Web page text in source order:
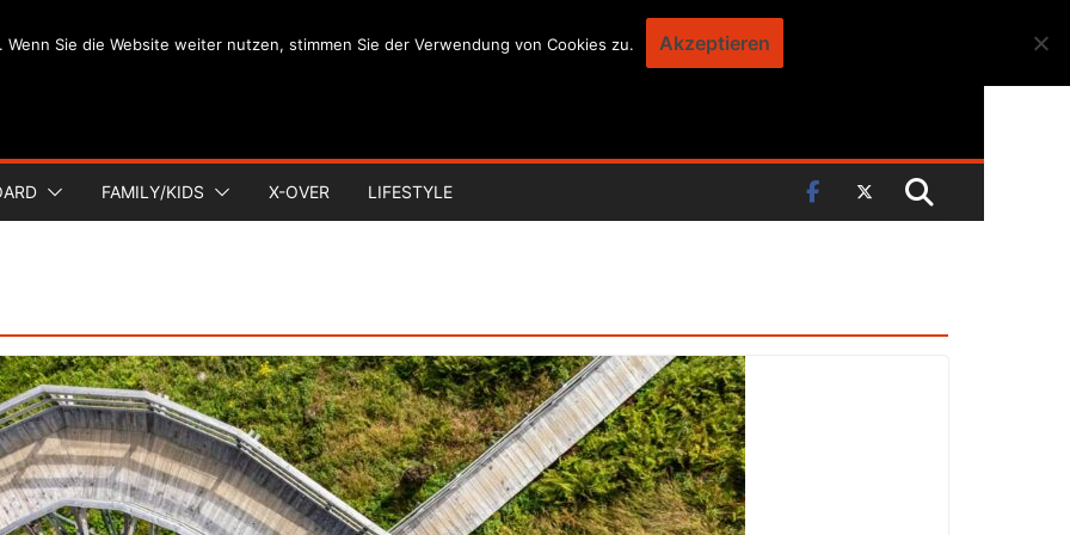
FAMILY/KIDS X-OVER LIFESTYLE
Wenn Sie die Website weiter nutzen, stimmen Sie der Verwendung von Cookies zu. Akzeptieren